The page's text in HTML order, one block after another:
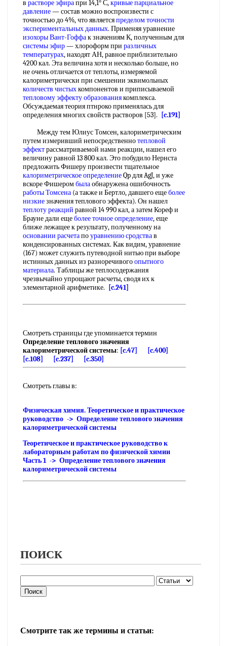
в растворе эфирапри 14,1° С,кривые парциальное
давление— состав можно воспроизвести с
точностью до 4%, что являетсяпределом точности
экспериментальных данных. Применяя уравнение
изохоры Вант-Гоффак значениям К, полученным для
системы эфир— хлороформ при различных
температурах, находят АН, равное приблизительно
4200 кал. Эта величина хотя и несколько больше, но
не очень отличается от теплоты, измеряемой
калориметрически при смешении эквимольных
количеств чистыхкомпонентов и приписываемой
тепловому эффекту образованиякомплекса.
Обсуждаемая теория птнроко применялась для
определения многих свойств растворов [53].
[c.191]
Между тем Юлиус Томсен, калориметрическим
путем измеривший непосредственнотепловой
эффектрассматриваемой нами реакции, нашел его
величину равной 13 800 кал. Это побудило Нернста
предложить Фишеру произвести тщательное
калориметрическое определениеQp для AgJ, и уже
вскоре Фишеромбылаобнаружена ошибочность
работы Томсена (а также и Бертло, давшего ещеболее
низкиезначения теплового эффекта). Он нашел
теплоту реакций равной 14 990 кал, а затем Кореф и
Брауне дали ещеболее точное определение, еще
ближе лежащее к результату, полученному на
основании расчетапоуравнению сродствав
конденсированных системах. Как видим, уравнение
(167) может служить путеводной нитью при выборе
истинных данных из разноречивогоопытного
материала. Таблицы же теплосодержания
чрезвычайно упрощают расчеты, сводя их к
элементарной арифметике.
[c.241]
Смотреть страницы где упоминается термин
Определение теплового значения
калориметрической системы: [c.47]
[c.400]
[c.108]
[c.237] [c.350]
Смотреть главы в:
Физическая химия. Теоретическое и практическое
руководство -> Определение теплового значения
калориметрической системы
Теоретическое и практическое руководство к
лабораторным работам по физической химии
Часть 1 -> Определение теплового значения
калориметрической системы
ПОИСК
Смотрите так же термины и статьи: